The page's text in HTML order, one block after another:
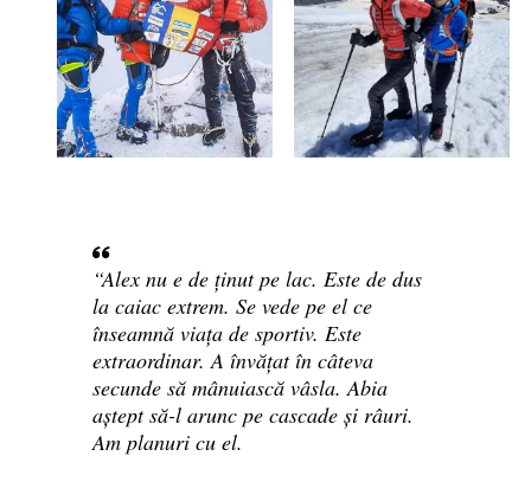
“Alex nu e de ținut pe lac. Este de dus
la caiac extrem. Se vede pe el ce
înseamnă viața de sportiv. Este
extraordinar. A învățat în câteva
secunde să mânuiască vâsla. Abia
aștept să-l arunc pe cascade și râuri.
Am planuri cu el.